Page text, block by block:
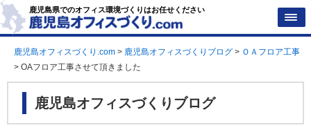
鹿児島県でのオフィス環境づくりはお任せください
鹿児島オフィスづくり.com > 鹿児島オフィスづくりブログ > ＯＡフロア工事
> OAフロア工事させて頂きました
鹿児島オフィスづくりブログ